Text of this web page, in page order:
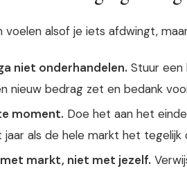
voelen alsof je iets afdwingt,
niet onderhandelen. Stuur
nieuw bedrag zet en bedank
moment. Doe het aan het
jaar als de hele markt het tegelijk
markt, niet met jezelf.